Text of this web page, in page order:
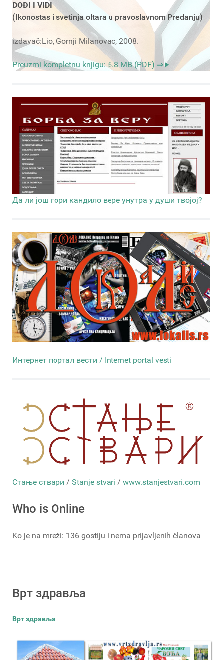
DOĐI I VIDI
(Ikonostas i svetinja oltara u pravoslavnom Predanju)
izdavač:Lio, Gornji Milanovac, 2008.
Preuzmi kompletnu knjigu: 5.8 MB (PDF) ⇒►
Да ли још гори кандило вере унутра у души твојој?
Интернет портал вести / Internet portal vesti
Стање ствари / Stanje stvari / www.stanjestvari.com
Who is Online
Ko je na mreži: 136 gostiju i nema prijavljenih članova
Врт здравља
Врт здравља